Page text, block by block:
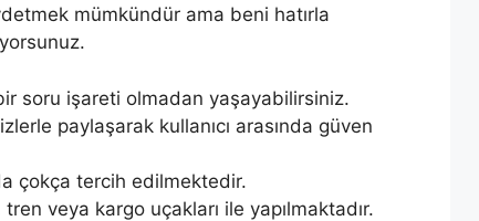
mümkündür ama beni hatırla
soru işareti olmadan yaşayabilirsiniz.
paylaşarak kullanıcı arasında güven
çokça tercih edilmektedir.
veya kargo uçakları ile yapılmaktadır.